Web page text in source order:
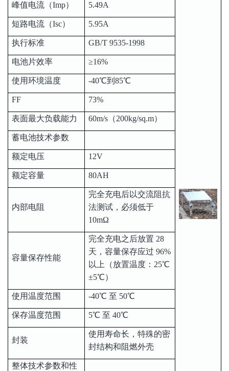
峰值电流（Imp） 5.49A
短路电流（Isc） 5.95A
执行标准 GB/T 9535-1998
电池片效率 ≥16%
使用环境温度 -40℃到85℃
FF 73%
表面最大负载能力 60m/s（200kg/sq.m）
蓄电池技术参数
额定电压 12V
额定容量 80AH
内部电阻
完全充电后以交流阻抗
法测试，必须低于
10mΩ
容量保存性能
完全充电之后放置 28
天，容量保存应过 96%
以上（放置温度：25℃
±5℃）
使用温度范围 -40℃ 至 50℃
保存温度范围 5℃ 至 40℃
封装
使用寿命长，特殊的密
封结构和阻燃外壳
整体技术参数和性